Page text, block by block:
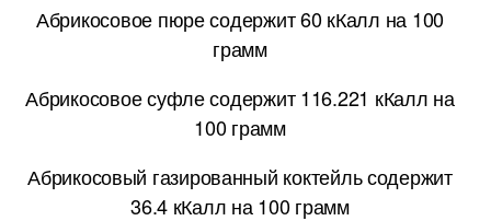
Абрикосовое пюре содержит 60 кКалл на 100
грамм
Абрикосовое суфле содержит 116.221 кКалл на
100 грамм
Абрикосовый газированный коктейль содержит
36.4 кКалл на 100 грамм